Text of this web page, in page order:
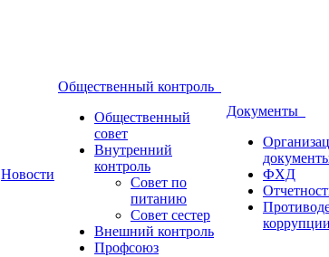
Новости
Общественный контроль
Общественный
совет
Внутренний
контроль
Совет по
питанию
Совет сестер
Внешний контроль
Профсоюз
Документы
ФХД
коррупции